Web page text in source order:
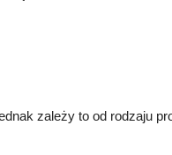
zależy to od rodzaju